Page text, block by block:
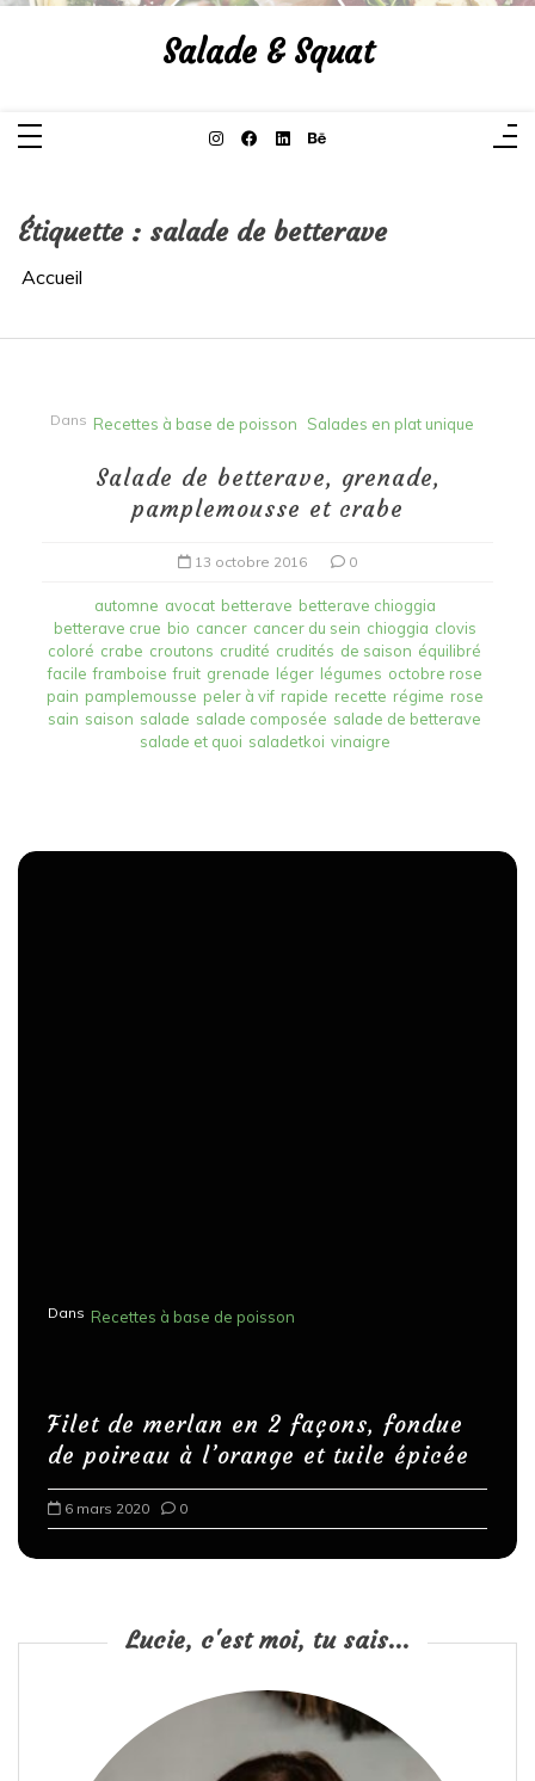
Aller
Salade & Squat
Étiquette : salade de betterave
Accueil
Dans Recettes à base de poisson Salades en plat unique
Salade de betterave, grenade,
pamplemousse et crabe
13 octobre 2016 0
automne avocat betterave betterave chioggia
betterave crue bio cancer cancer du sein chioggia clovis
coloré crabe croutons crudité crudités de saison équilibré
facile framboise fruit grenade léger légumes octobre rose
pain pamplemousse peler à vif rapide recette régime rose
sain saison salade salade composée salade de betterave
salade et quoi saladetkoi vinaigre
Dans Recettes à base de poisson
Filet de merlan en 2 façons, fondue
de poireau à l’orange et tuile épicée
6 mars 2020 0
Lucie, c'est moi, tu sais...